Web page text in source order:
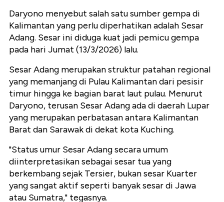
Daryono menyebut salah satu sumber gempa di
Kalimantan yang perlu diperhatikan adalah Sesar
Adang. Sesar ini diduga kuat jadi pemicu gempa
pada hari Jumat (13/3/2026) lalu.
Sesar Adang merupakan struktur patahan regional
yang memanjang di Pulau Kalimantan dari pesisir
timur hingga ke bagian barat laut pulau. Menurut
Daryono, terusan Sesar Adang ada di daerah Lupar
yang merupakan perbatasan antara Kalimantan
Barat dan Sarawak di dekat kota Kuching.
"Status umur Sesar Adang secara umum
diinterpretasikan sebagai sesar tua yang
berkembang sejak Tersier, bukan sesar Kuarter
yang sangat aktif seperti banyak sesar di Jawa
atau Sumatra," tegasnya.